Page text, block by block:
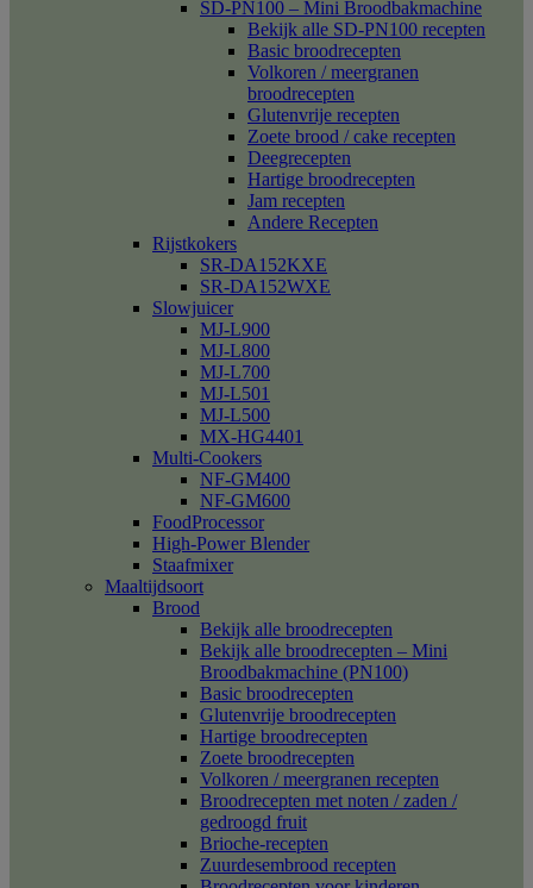
SD-PN100 – Mini Broodbakmachine
Bekijk alle SD-PN100 recepten
Basic broodrecepten
Volkoren / meergranen
broodrecepten
Glutenvrije recepten
Zoete brood / cake recepten
Deegrecepten
Hartige broodrecepten
Jam recepten
Andere Recepten
Rijstkokers
SR-DA152KXE
SR-DA152WXE
Slowjuicer
MJ-L900
MJ-L800
MJ-L700
MJ-L501
MJ-L500
MX-HG4401
Multi-Cookers
NF-GM400
NF-GM600
FoodProcessor
High-Power Blender
Staafmixer
Maaltijdsoort
Brood
Bekijk alle broodrecepten
Bekijk alle broodrecepten – Mini
Broodbakmachine (PN100)
Basic broodrecepten
Glutenvrije broodrecepten
Hartige broodrecepten
Zoete broodrecepten
Volkoren / meergranen recepten
Broodrecepten met noten / zaden /
gedroogd fruit
Brioche-recepten
Zuurdesembrood recepten